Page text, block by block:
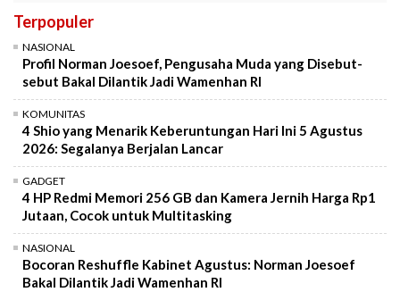
Terpopuler
NASIONAL
Profil Norman Joesoef, Pengusaha Muda yang Disebut-
sebut Bakal Dilantik Jadi Wamenhan RI
KOMUNITAS
4 Shio yang Menarik Keberuntungan Hari Ini 5 Agustus
2026: Segalanya Berjalan Lancar
GADGET
4 HP Redmi Memori 256 GB dan Kamera Jernih Harga Rp1
Jutaan, Cocok untuk Multitasking
NASIONAL
Bocoran Reshuffle Kabinet Agustus: Norman Joesoef
Bakal Dilantik Jadi Wamenhan RI